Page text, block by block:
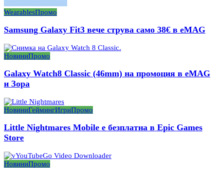
WearablesПромо
Samsung Galaxy Fit3 вече струва само 38€ в eMAG
НовиниПромо
Galaxy Watch8 Classic (46mm) на промоция в eMAG
и Зора
НовиниГеймингИгриПромо
Little Nightmares Mobile е безплатна в Epic Games
Store
НовиниПромо